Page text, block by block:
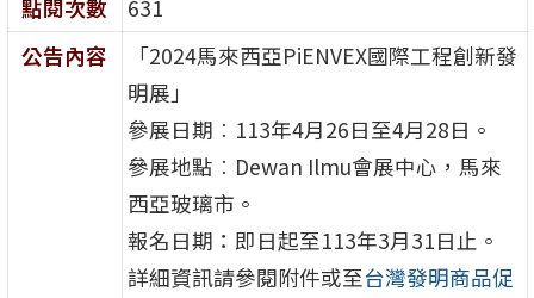
點閱次數
631
公告內容
「2024馬來西亞PiENVEX國際工程創新發
明展」
參展日期︰113年4月26日至4月28日。
參展地點︰Dewan Ilmu會展中心，馬來
西亞玻璃市。
報名日期：即日起至113年3月31日止。
詳細資訊請參閱附件或至台灣發明商品促